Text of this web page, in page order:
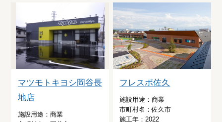
マツモトキヨシ岡谷長
地店
施設用途：商業
フレスポ佐久
施設用途：商業
市町村名：佐久市
施工年：2022